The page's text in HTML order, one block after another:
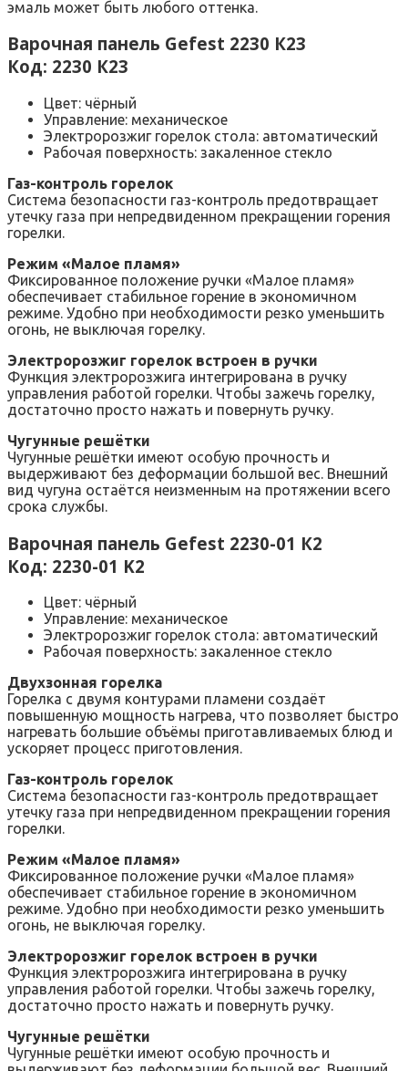
эмаль может быть любого оттенка.
Варочная панель Gefest 2230 К23
Код: 2230 К23
Цвет: чёрный
Управление: механическое
Электророзжиг горелок стола: автоматический
Рабочая поверхность: закаленное стекло
Газ-контроль горелок
Система безопасности газ-контроль предотвращает
утечку газа при непредвиденном прекращении горения
горелки.
Режим «Малое пламя»
Фиксированное положение ручки «Малое пламя»
обеспечивает стабильное горение в экономичном
режиме. Удобно при необходимости резко уменьшить
огонь, не выключая горелку.
Электророзжиг горелок встроен в ручки
Функция электророзжига интегрирована в ручку
управления работой горелки. Чтобы зажечь горелку,
достаточно просто нажать и повернуть ручку.
Чугунные решётки
Чугунные решётки имеют особую прочность и
выдерживают без деформации большой вес. Внешний
вид чугуна остаётся неизменным на протяжении всего
срока службы.
Варочная панель Gefest 2230-01 К2
Код: 2230-01 K2
Цвет: чёрный
Управление: механическое
Электророзжиг горелок стола: автоматический
Рабочая поверхность: закаленное стекло
Двухзонная горелка
Горелка с двумя контурами пламени создаёт
повышенную мощность нагрева, что позволяет быстро
нагревать большие объёмы приготавливаемых блюд и
ускоряет процесс приготовления.
Газ-контроль горелок
Система безопасности газ-контроль предотвращает
утечку газа при непредвиденном прекращении горения
горелки.
Режим «Малое пламя»
Фиксированное положение ручки «Малое пламя»
обеспечивает стабильное горение в экономичном
режиме. Удобно при необходимости резко уменьшить
огонь, не выключая горелку.
Электророзжиг горелок встроен в ручки
Функция электророзжига интегрирована в ручку
управления работой горелки. Чтобы зажечь горелку,
достаточно просто нажать и повернуть ручку.
Чугунные решётки
Чугунные решётки имеют особую прочность и